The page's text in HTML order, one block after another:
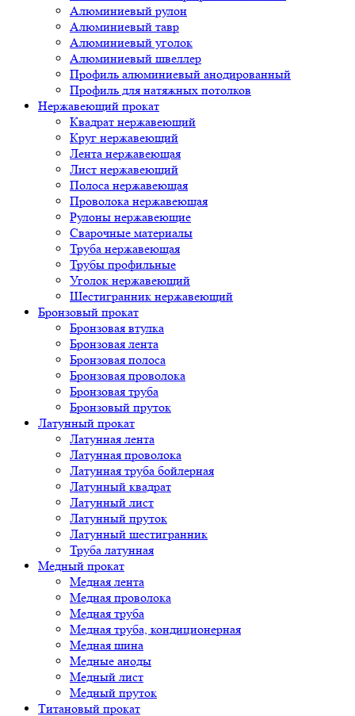
Алюминиевый рулон
Алюминиевый тавр
Алюминиевый уголок
Алюминиевый швеллер
Профиль алюминиевый анодированный
Профиль для натяжных потолков
Нержавеющий прокат
Квадрат нержавеющий
Круг нержавеющий
Лента нержавеющая
Лист нержавеющий
Полоса нержавеющая
Проволока нержавеющая
Рулоны нержавеющие
Сварочные материалы
Труба нержавеющая
Трубы профильные
Уголок нержавеющий
Шестигранник нержавеющий
Бронзовый прокат
Бронзовая втулка
Бронзовая лента
Бронзовая полоса
Бронзовая проволока
Бронзовая труба
Бронзовый пруток
Латунный прокат
Латунная лента
Латунная проволока
Латунная труба бойлерная
Латунный квадрат
Латунный лист
Латунный пруток
Латунный шестигранник
Труба латунная
Медный прокат
Медная лента
Медная проволока
Медная труба
Медная труба, кондиционерная
Медная шина
Медные аноды
Медный лист
Медный пруток
Титановый прокат